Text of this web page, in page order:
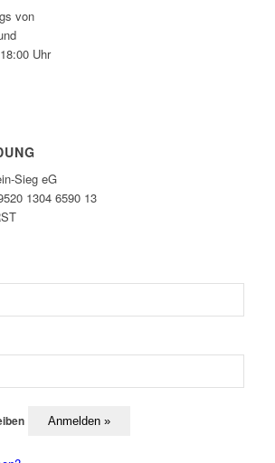
von
Uhr
Sieg eG
1304 6590 13